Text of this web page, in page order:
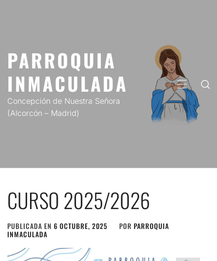
PARROQUIA
INMACULADA
Concepción de Nuestra Señora
(Alcorcón – Madrid)
MENÚ
CURSO 2025/2026
PUBLICADA EN 6 OCTUBRE, 2025 POR PARROQUIA
INMACULADA